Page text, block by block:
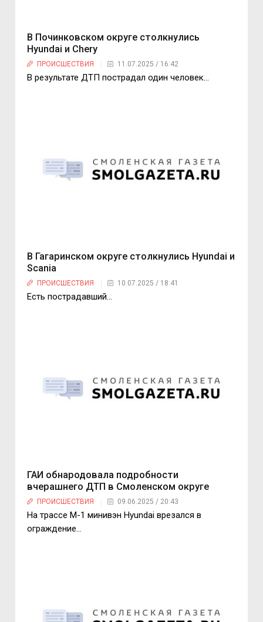
В Починковском округе столкнулись
Hyundai и Chery
ПРОИСШЕСТВИЯ 11.07.2025 / 16:42
В результате ДТП пострадал один человек…
В Гагаринском округе столкнулись Hyundai и
Scania
ПРОИСШЕСТВИЯ 10.07.2025 / 18:41
Есть пострадавший…
ГАИ обнародовала подробности
вчерашнего ДТП в Смоленском округе
ПРОИСШЕСТВИЯ 09.06.2025 / 20:43
На трассе М-1 минивэн Hyundai врезался в
ограждение…